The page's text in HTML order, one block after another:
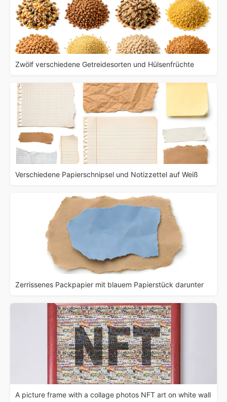
Zwölf verschiedene Getreidesorten und Hülsenfrüchte
Verschiedene Papierschnipsel und Notizzettel auf Weiß
Zerrissenes Packpapier mit blauem Papierstück darunter
A picture frame with a collage photos NFT art on white wall